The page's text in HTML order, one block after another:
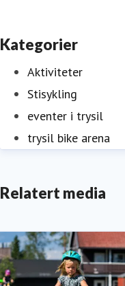
Kategorier
Aktiviteter
Stisykling
eventer i trysil
trysil bike arena
Relatert media